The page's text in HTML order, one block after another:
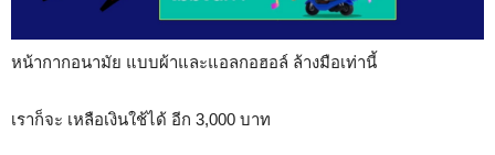
หน้ากากอนามัย แบบผ้าและแอลกอฮอล์ ล้างมือเท่านี้
เราก็จะ เหลือเงินใช้ได้ อีก 3,000 บาท